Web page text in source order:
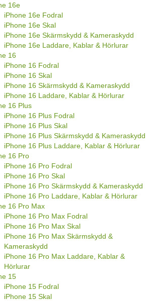
16e
iPhone 16e Fodral
iPhone 16e Skal
iPhone 16e Skärmskydd & Kameraskydd
iPhone 16e Laddare, Kablar & Hörlurar
16
iPhone 16 Fodral
iPhone 16 Skal
iPhone 16 Skärmskydd & Kameraskydd
iPhone 16 Laddare, Kablar & Hörlurar
16 Plus
iPhone 16 Plus Fodral
iPhone 16 Plus Skal
iPhone 16 Plus Skärmskydd & Kameraskydd
iPhone 16 Plus Laddare, Kablar & Hörlurar
16 Pro
iPhone 16 Pro Fodral
iPhone 16 Pro Skal
iPhone 16 Pro Skärmskydd & Kameraskydd
iPhone 16 Pro Laddare, Kablar & Hörlurar
16 Pro Max
iPhone 16 Pro Max Fodral
iPhone 16 Pro Max Skal
iPhone 16 Pro Max Skärmskydd &
Kameraskydd
iPhone 16 Pro Max Laddare, Kablar &
Hörlurar
15
iPhone 15 Fodral
iPhone 15 Skal